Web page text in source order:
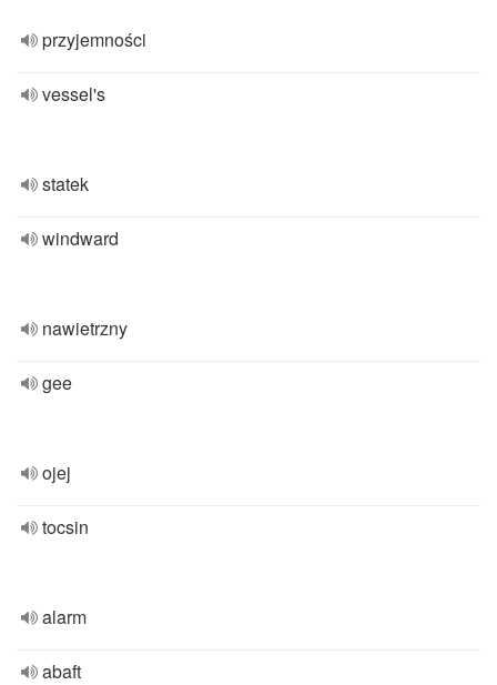
przyjemności
vessel's
statek
windward
nawietrzny
gee
ojej
tocsin
alarm
abaft